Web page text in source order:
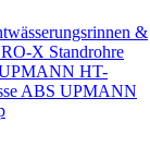
&
X Standrohre
HT-
ABS UPMANN